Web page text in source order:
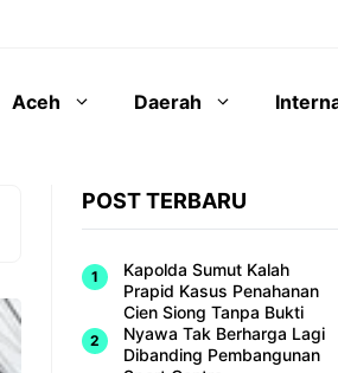
Aceh Daerah
POST TERBARU
Kapolda Sumut Kalah
Prapid Kasus Penahanan
Cien Siong Tanpa Bukti
Nyawa Tak Berharga Lagi
Dibanding Pembangunan